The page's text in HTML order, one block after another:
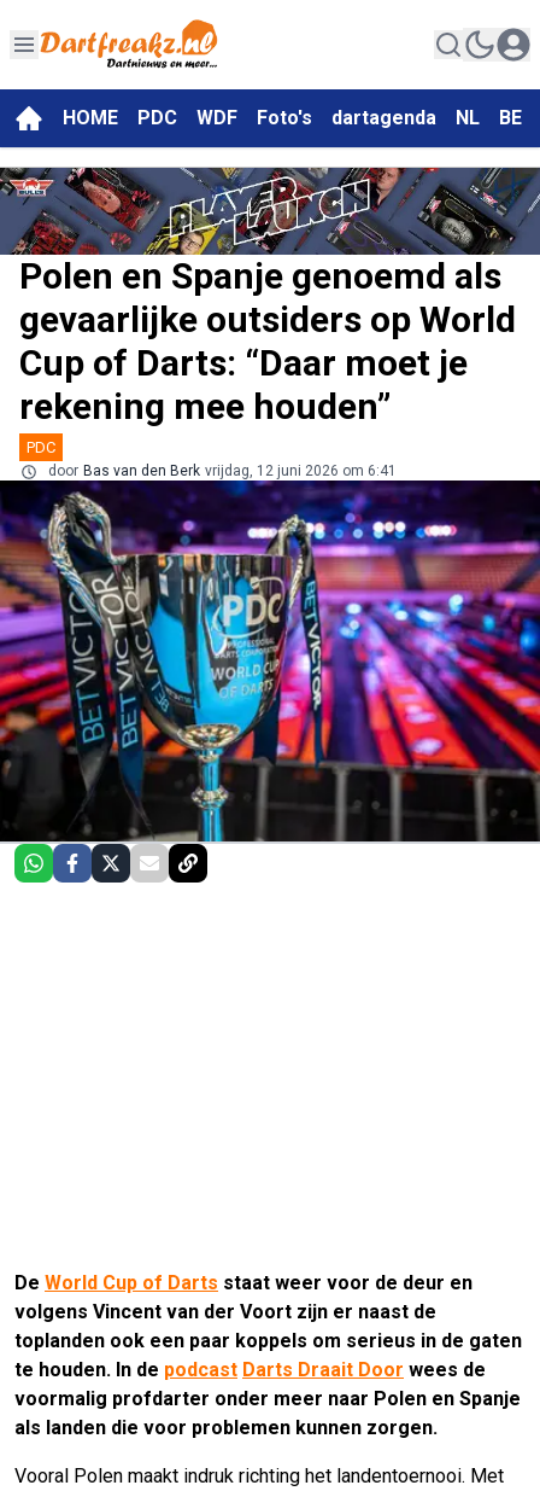
HOME PDC WDF Foto's dartagenda NL BE
Polen en Spanje genoemd als
gevaarlijke outsiders op World
Cup of Darts: “Daar moet je
rekening mee houden”
PDC
door Bas van den Berk vrijdag, 12 juni 2026 om 6:41
De World Cup of Darts staat weer voor de deur en
volgens Vincent van der Voort zijn er naast de
toplanden ook een paar koppels om serieus in de gaten
te houden. In de podcast Darts Draait Door wees de
voormalig profdarter onder meer naar Polen en Spanje
als landen die voor problemen kunnen zorgen.
Vooral Polen maakt indruk richting het landentoernooi. Met